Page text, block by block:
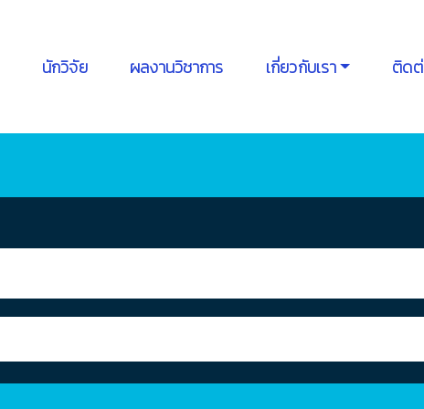
นักวิจัย ผลงานวิชาการ เกี่ยวกับเรา ติดต่